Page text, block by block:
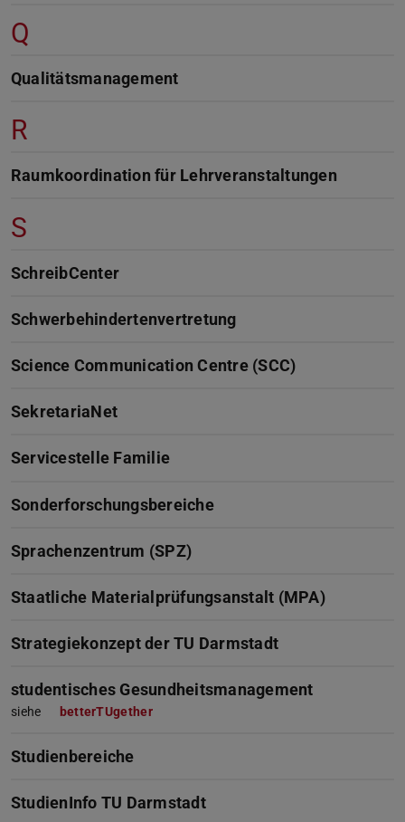
Q
Qualitätsmanagement
R
Raumkoordination für Lehrveranstaltungen
S
SchreibCenter
Schwerbehindertenvertretung
Science Communication Centre (SCC)
SekretariaNet
Servicestelle Familie
Sonderforschungsbereiche
Sprachenzentrum (SPZ)
Staatliche Materialprüfungsanstalt (MPA)
Strategiekonzept der TU Darmstadt
studentisches Gesundheitsmanagement
siehe betterTUgether
Studienbereiche
StudienInfo TU Darmstadt